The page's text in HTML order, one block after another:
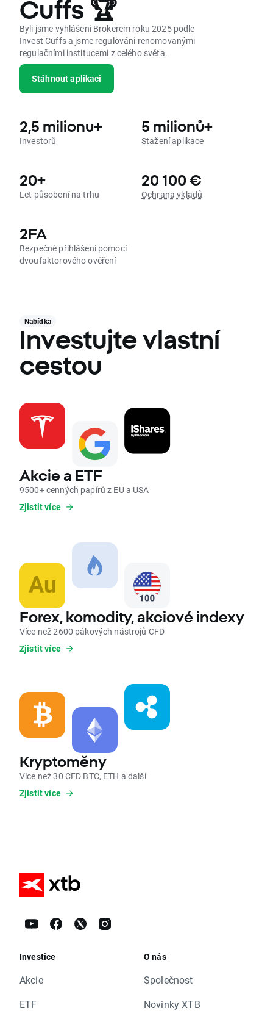
Řekl bych, že lidé by obecně měli být více otevření, zvídaví a
ochotní se navzájem pochopit. Finance mohou být citlivé
téma, ale pokud se chceme v jejich správě zlepšit, je třeba o
nich otevřeně hovořit.
Říká se, že mladí lidé se dostatečně nezabývají svou
finanční budoucností. Jak to vidíte Vy?
vlastnit důležité věci, musíte dělat to, co je k tomu potřeba.
Neexistují žádné zkratky při přípravě na finančně stabilní
budoucnost.
Cuffs 🏆
Byli jsme vyhlášeni Brokerem roku 2025 podle
Invest Cuffs a jsme regulováni renomovanými
regulačními institucemi z celého světa.
Stáhnout aplikaci
2,5 milionu+
Investorů
5 milionů+
Stažení aplikace
20+
Let působení na trhu
20 100 €
Ochrana vkladů
2FA
Bezpečné přihlášení pomocí
dvoufaktorového ověření
Nabídka
Investujte vlastní
cestou
Akcie a ETF
9500+ cenných papírů z EU a USA
Zjistit více
Forex, komodity, akciové indexy
Více než 2600 pákových nástrojů CFD
Zjistit více
Kryptoměny
Více než 30 CFD BTC, ETH a další
Zjistit více
Investice
Akcie
ETF
O nás
Společnost
Novinky XTB